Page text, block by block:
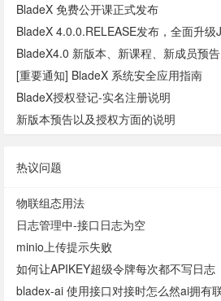
BladeX 免费公开课正式发布
BladeX4.0 新版本、新课程、新成员预告
[重要通知] BladeX 系统安全应用指南
BladeX授权登记-实名注册说明
新版本预告以及授权方面的说明
热议问题
物联组态用法
日志管理中-接口日志为空
minio上传提示失败
如何让APIKEY超级令牌每次都不写日志